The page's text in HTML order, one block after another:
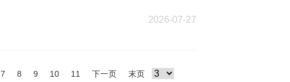
2026-07-27
7 8 9 10 11 下一页 末页